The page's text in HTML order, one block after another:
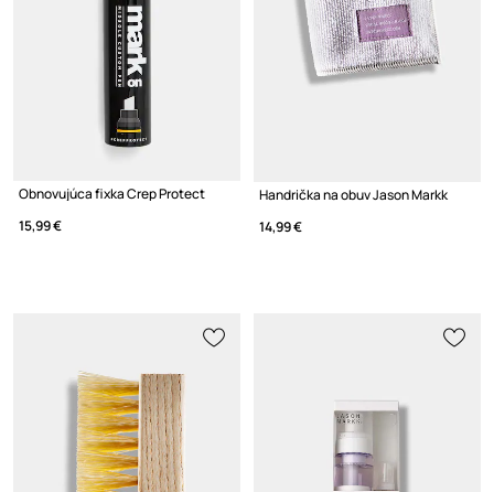
Obnovujúca fixka Crep Protect
15,99 €
Handrička na obuv Jason Markk
14,99 €